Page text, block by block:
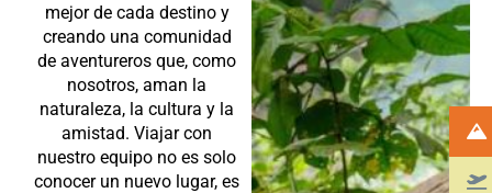
mejor de cada destino y
creando una comunidad
de aventureros que, como
nosotros, aman la
naturaleza, la cultura y la
amistad. Viajar con
nuestro equipo no es solo
conocer un nuevo lugar, es